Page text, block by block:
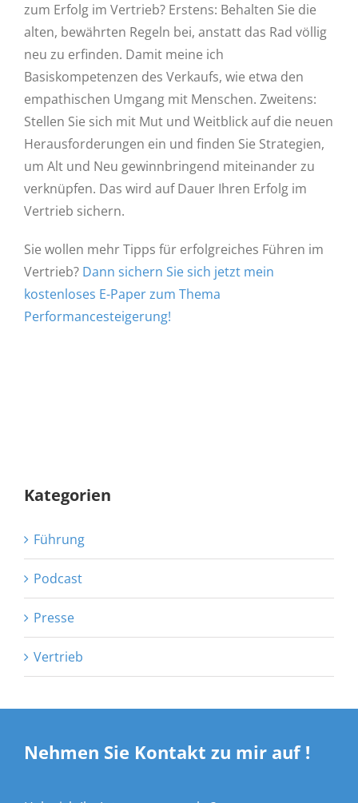
zum Erfolg im Vertrieb? Erstens: Behalten Sie die
alten, bewährten Regeln bei, anstatt das Rad völlig
neu zu erfinden. Damit meine ich
Basiskompetenzen des Verkaufs, wie etwa den
empathischen Umgang mit Menschen. Zweitens:
Stellen Sie sich mit Mut und Weitblick auf die neuen
Herausforderungen ein und finden Sie Strategien,
um Alt und Neu gewinnbringend miteinander zu
verknüpfen. Das wird auf Dauer Ihren Erfolg im
Vertrieb sichern.
Sie wollen mehr Tipps für erfolgreiches Führen im
Vertrieb? Dann sichern Sie sich jetzt mein
kostenloses E-Paper zum Thema
Performancesteigerung!
Kategorien
Führung
Podcast
Presse
Vertrieb
Nehmen Sie Kontakt zu mir auf !